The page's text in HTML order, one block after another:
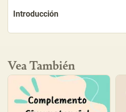
Introducción
Vea También